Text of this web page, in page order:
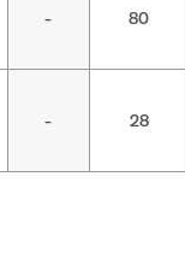
- 80
- 28